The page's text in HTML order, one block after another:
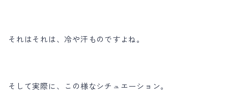
それはそれは、冷や汗ものですよね。
そして実際に、この様なシチュエーション。